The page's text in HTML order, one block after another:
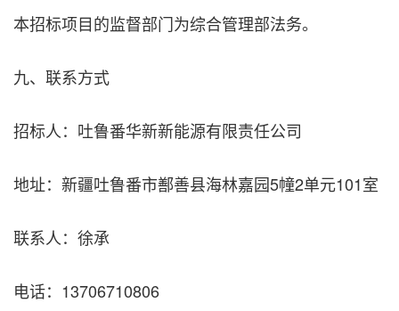
本招标项目的监督部门为综合管理部法务。
九、联系方式
招标人：吐鲁番华新新能源有限责任公司
地址：新疆吐鲁番市鄯善县海林嘉园5幢2单元101室
联系人：徐承
电话：13706710806